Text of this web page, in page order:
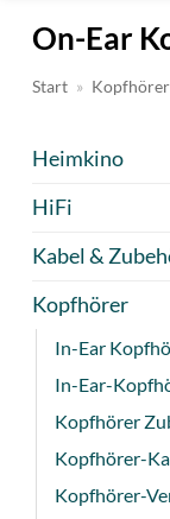
On-Ear
Start » Kopfhörer
Heimkino
HiFi
Kabel &
Kopfhörer
In-Ear
In-Ear-
Kopfhörer
Kopfhörer-
Kopfhörer-